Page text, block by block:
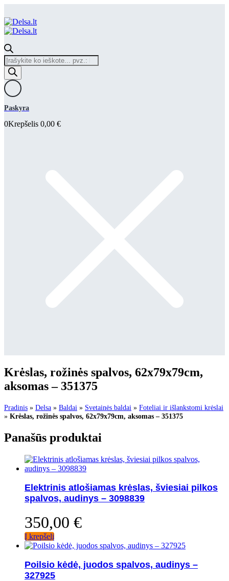
Products
search
Paskyra
0Krepšelis 0,00 €
Krėslas, rožinės spalvos, 62x79x79cm,
aksomas – 351375
Pradinis » Delsa » Baldai » Svetainės baldai » Foteliai ir išlankstomi krėslai
» Krėslas, rožinės spalvos, 62x79x79cm, aksomas – 351375
Panašūs produktai
Elektrinis atlošiamas krėslas, šviesiai pilkos
spalvos, audinys – 3098839
350,00 €
Į krepšelį
Poilsio kėdė, juodos spalvos, audinys –
327925